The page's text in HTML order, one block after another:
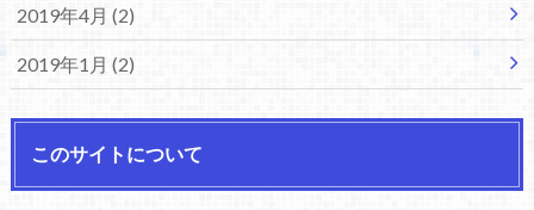
2019年4月 (2)
2019年1月 (2)
このサイトについて